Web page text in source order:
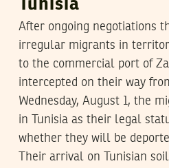
Tunisia
After ongoing negotiations
irregular migrants in
to the commercial port of
intercepted on their way
Wednesday, August 1, the
in Tunisia as their legal
whether they will be
Their arrival on Tunisian